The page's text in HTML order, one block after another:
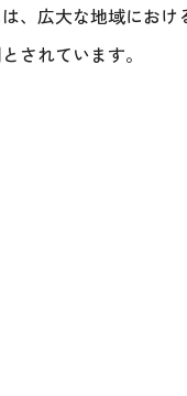
、広大な地域にお
されています。